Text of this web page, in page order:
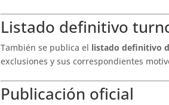
Listado definitivo
También se publica el listado definitivo
exclusiones y sus correspondientes
Publicación oficial